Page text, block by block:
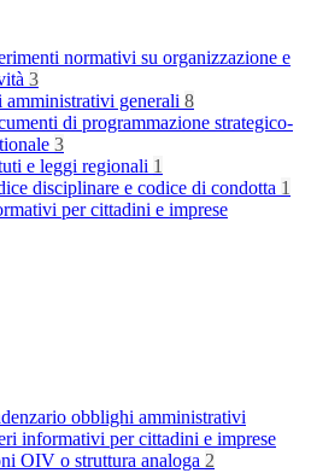
normativi su organizzazione e
3
amministrativi generali 8
di programmazione strategico-
3
e leggi regionali 1
disciplinare e codice di condotta 1
per cittadini e imprese
obblighi amministrativi
informativi per cittadini e imprese
OIV o struttura analoga 2